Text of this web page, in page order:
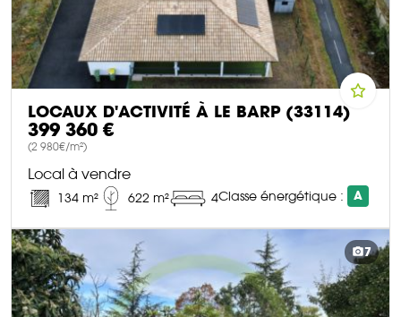
LOCAUX D'ACTIVITÉ À LE BARP (33114)
399 360 €
(2 980€/m²)
Local à vendre
134 m² 622 m² 4Classe énergétique : A
DÉCOUVRIR CE BIEN
7